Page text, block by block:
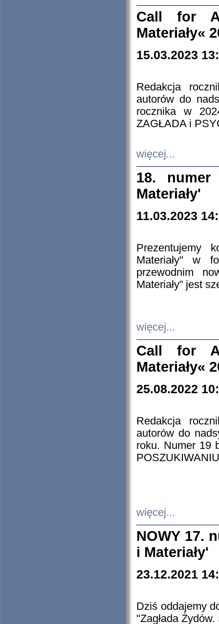
Call for
Materiały«
15.03.2023
Redakcja
autorów do
rocznika w
ZAGŁADA i
więcej...
18. numer
Materiały'
11.03.2023
Prezentujemy
Materiały" w
przewodnim
Materiały” jest
więcej...
Call for
Materiały«
25.08.2022
Redakcja
autorów do
roku. Numer 19
więcej...
NOWY 17.
i Materiały'
23.12.2021
Dziś oddajemy
"Zagłada